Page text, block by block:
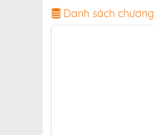
Danh sách chương